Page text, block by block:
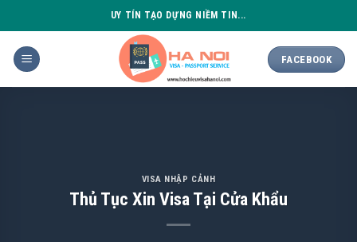
to
content
UY TÍN TẠO DỰNG NIỀM TIN...
FACEBOOK
VISA NHẬP CẢNH
Thủ Tục Xin Visa Tại Cửa Khẩu